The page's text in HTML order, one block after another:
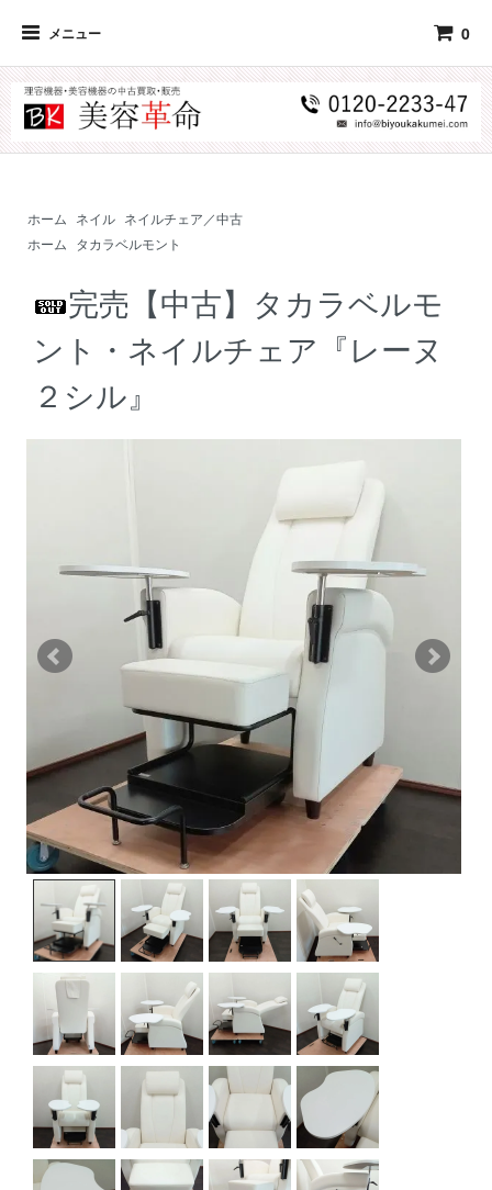
メニュー 0
ホーム ネイル ネイルチェア／中古
ホーム タカラベルモント
完売【中古】タカラベルモ
ント・ネイルチェア『レーヌ
２シル』